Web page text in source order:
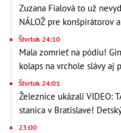
Zuzana Fialová to už
NÁLOŽ pre konšpirátorov
Štvrtok 24:10
Mala zomrieť na pódiu!
kolaps na vrchole slávy aj
Štvrtok 24:01
Železnice ukázali VIDEO:
stanica v Bratislave!
23:00